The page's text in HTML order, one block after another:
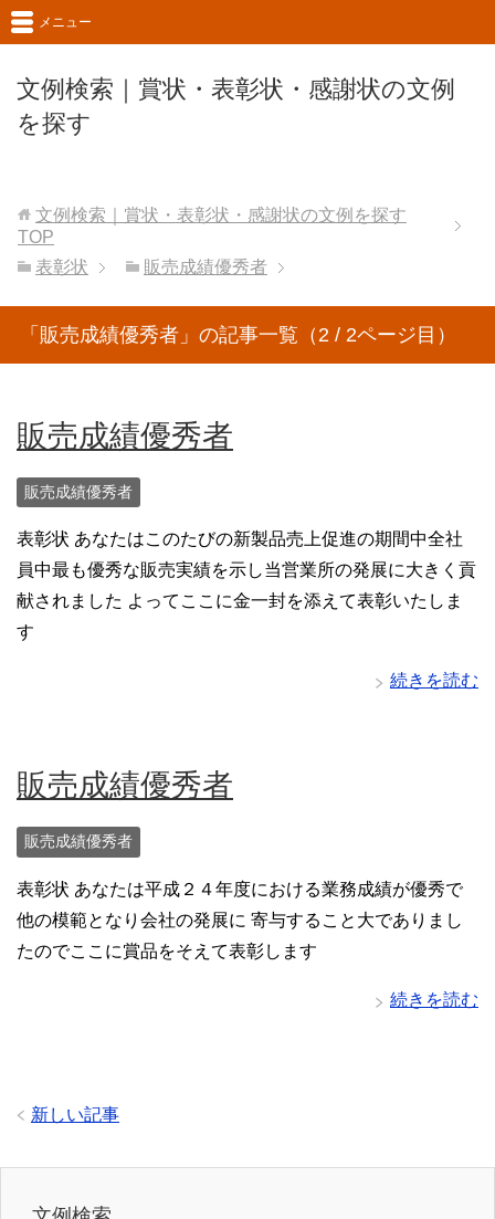
文例検索｜賞状・表彰状・感謝状の文例
を探す
メニュー
文例検索｜賞状・表彰状・感謝状の文例を探す
TOP
表彰状
販売成績優秀者
「販売成績優秀者」の記事一覧（2 / 2ページ目）
販売成績優秀者
販売成績優秀者
表彰状 あなたはこのたびの新製品売上促進の期間中全社
員中最も優秀な販売実績を示し当営業所の発展に大きく貢
献されました よってここに金一封を添えて表彰いたしま
す
続きを読む
販売成績優秀者
販売成績優秀者
表彰状 あなたは平成２４年度における業務成績が優秀で
他の模範となり会社の発展に 寄与すること大でありまし
たのでここに賞品をそえて表彰します
続きを読む
新しい記事